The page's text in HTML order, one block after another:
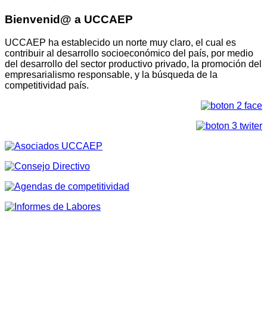
Bienvenid@ a UCCAEP
UCCAEP ha establecido un norte muy claro, el cual es
contribuir al desarrollo socioeconómico del país, por medio
del desarrollo del sector productivo privado, la promoción del
empresarialismo responsable, y la búsqueda de la
competitividad país.